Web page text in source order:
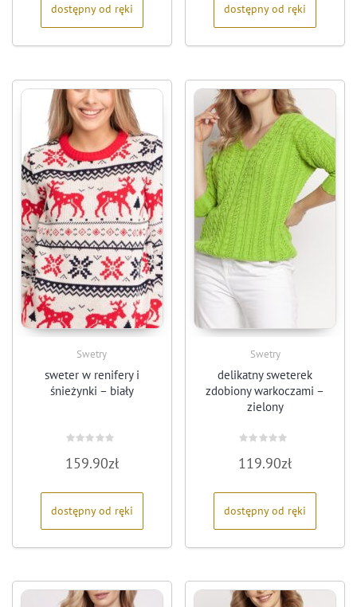
dostępny od ręki dostępny od ręki
Swetry
sweter w renifery i
śnieżynki – biały
0
na
159.90zł
dostępny od ręki
Swetry
delikatny sweterek
zdobiony warkoczami –
zielony
0
na
119.90zł
dostępny od ręki